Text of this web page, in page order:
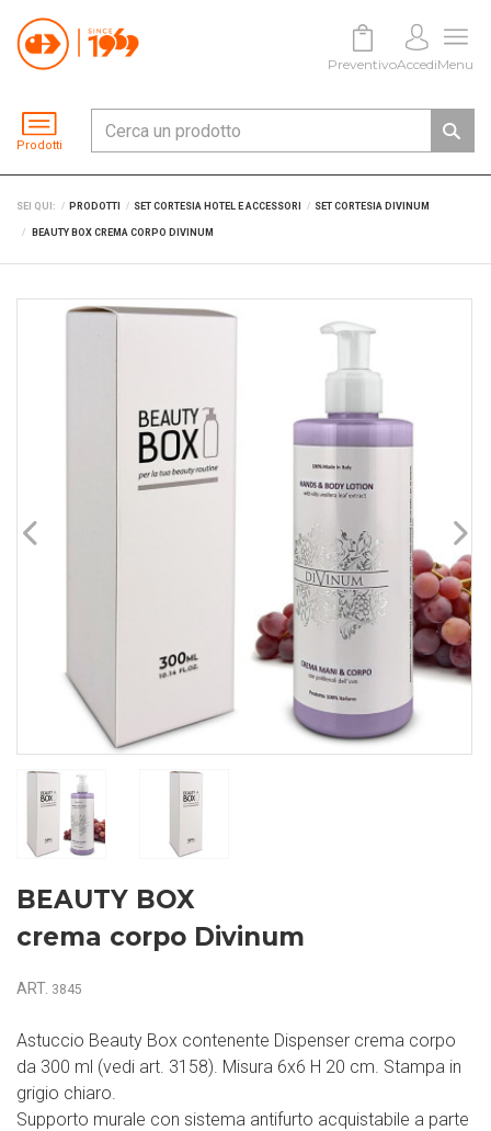
Prodotti
PreventivoAccediMenu
SEI QUI: PRODOTTI SET CORTESIA HOTEL E ACCESSORI SET CORTESIA DIVINUM
BEAUTY BOX CREMA CORPO DIVINUM
BEAUTY BOX
crema corpo Divinum
ART. 3845
Astuccio Beauty Box contenente Dispenser crema corpo
da 300 ml (vedi art. 3158). Misura 6x6 H 20 cm. Stampa in
grigio chiaro.
Supporto murale con sistema antifurto acquistabile a parte